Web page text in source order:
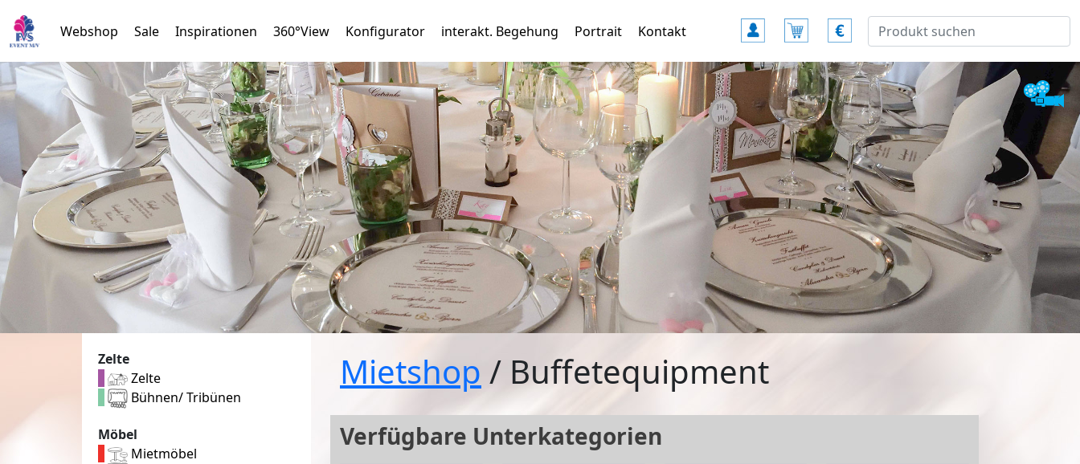
Webshop Sale Inspirationen 360°View Konfigurator interakt. Begehung Portrait Kontakt
Zelte
Zelte
Bühnen/ Tribünen
Möbel
Mietmöbel
Mietshop / Buffetequipment
Verfügbare Unterkategorien